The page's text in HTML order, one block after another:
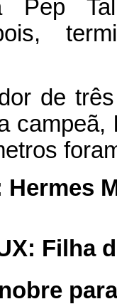
Pep
de
campeã,
Hermes
Filha